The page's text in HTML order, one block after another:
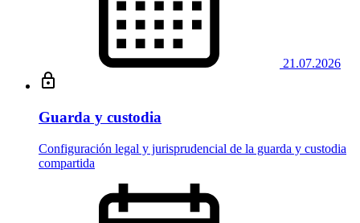
21.07.2026
Guarda y custodia
Configuración legal y jurisprudencial de la guarda y custodia
compartida